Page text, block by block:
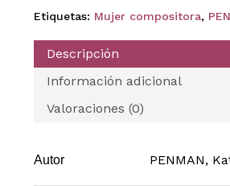
Etiquetas: Mujer compositora,
Descripción
Información adicional
Valoraciones (0)
Autor PENMAN,